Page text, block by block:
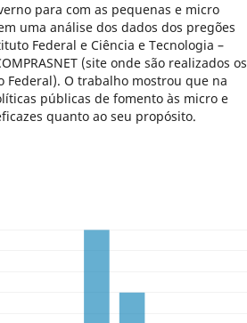
para com as pequenas e micro
uma análise dos dados dos pregões
Federal e Ciência e Tecnologia –
(site onde são realizados os
Federal). O trabalho mostrou que na
públicas de fomento às micro e
quanto ao seu propósito.